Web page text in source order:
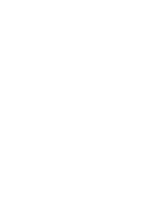
euron